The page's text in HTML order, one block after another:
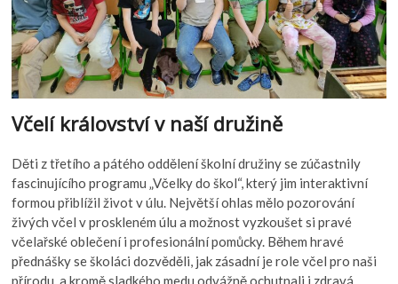
Včelí království v naší družině
Děti z třetího a pátého oddělení školní družiny se zúčastnily
fascinujícího programu „Včelky do škol“, který jim interaktivní
formou přiblížil život v úlu. Největší ohlas mělo pozorování
živých včel v proskleném úlu a možnost vyzkoušet si pravé
včelařské oblečení i profesionální pomůcky. Během hravé
přednášky se školáci dozvěděli, jak zásadní je role včel pro naši
přírodu, a kromě sladkého medu odvážně ochutnali i zdravá